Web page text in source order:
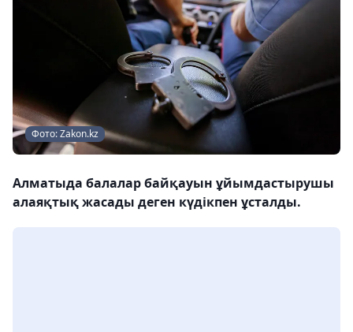
Фото: Zakon.kz
Алматыда балалар байқауын ұйымдастырушы
алаяқтық жасады деген күдікпен ұсталды.